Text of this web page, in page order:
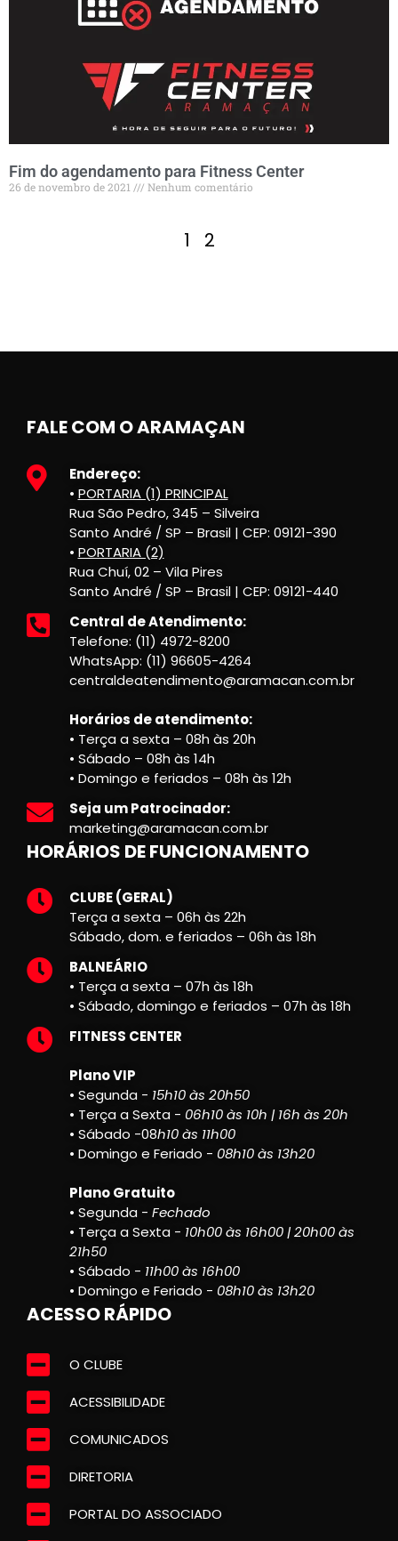
Fim do agendamento para Fitness Center
26 de novembro de 2021 Nenhum comentário
1 2
FALE COM O ARAMAÇAN
Endereço:
• PORTARIA (1) PRINCIPAL
Rua São Pedro, 345 – Silveira
Santo André / SP – Brasil | CEP: 09121-390
• PORTARIA (2)
Rua Chuí, 02 – Vila Pires
Santo André / SP – Brasil | CEP: 09121-440
Central de Atendimento:
Telefone: (11) 4972-8200
WhatsApp: (11) 96605-4264
centraldeatendimento@aramacan.com.br
Horários de atendimento:
• Terça a sexta – 08h às 20h
• Sábado – 08h às 14h
• Domingo e feriados – 08h às 12h
Seja um Patrocinador:
marketing@aramacan.com.br
HORÁRIOS DE FUNCIONAMENTO
CLUBE (GERAL)
Terça a sexta – 06h às 22h
Sábado, dom. e feriados – 06h às 18h
BALNEÁRIO
• Terça a sexta – 07h às 18h
• Sábado, domingo e feriados – 07h às 18h
FITNESS CENTER
Plano VIP
• Segunda - 15h10 às 20h50
• Terça a Sexta - 06h10 às 10h | 16h às 20h
• Sábado -08h10 às 11h00
• Domingo e Feriado - 08h10 às 13h20
Plano Gratuito
• Segunda - Fechado
• Terça a Sexta - 10h00 às 16h00 | 20h00 às
21h50
• Sábado - 11h00 às 16h00
• Domingo e Feriado - 08h10 às 13h20
ACESSO RÁPIDO
O CLUBE
ACESSIBILIDADE
COMUNICADOS
DIRETORIA
PORTAL DO ASSOCIADO